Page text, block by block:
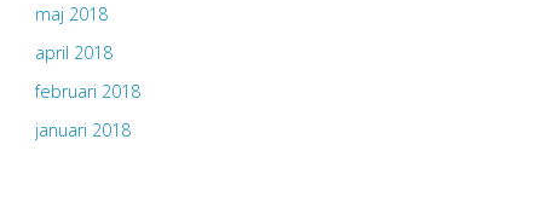
maj 2018
april 2018
februari 2018
januari 2018